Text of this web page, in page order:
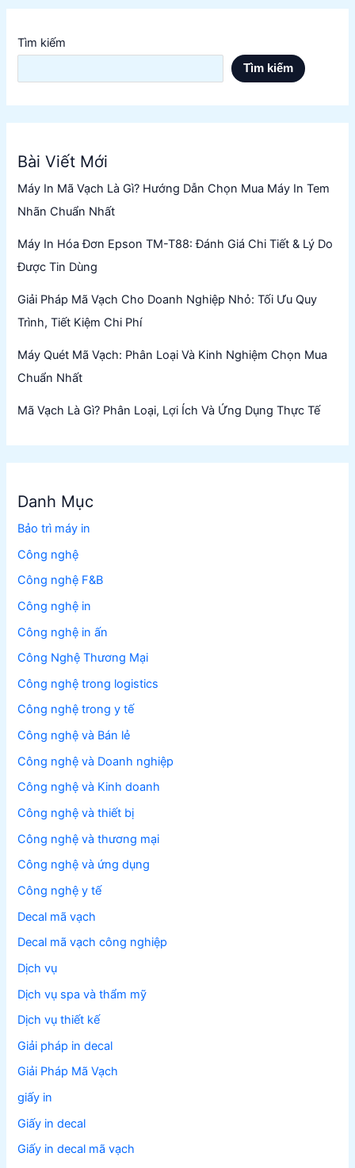
Tìm kiếm
Tìm kiếm
Bài Viết Mới
Máy In Mã Vạch Là Gì? Hướng Dẫn Chọn Mua Máy In Tem
Nhãn Chuẩn Nhất
Máy In Hóa Đơn Epson TM-T88: Đánh Giá Chi Tiết & Lý Do
Được Tin Dùng
Giải Pháp Mã Vạch Cho Doanh Nghiệp Nhỏ: Tối Ưu Quy
Trình, Tiết Kiệm Chi Phí
Máy Quét Mã Vạch: Phân Loại Và Kinh Nghiệm Chọn Mua
Chuẩn Nhất
Mã Vạch Là Gì? Phân Loại, Lợi Ích Và Ứng Dụng Thực Tế
Danh Mục
Bảo trì máy in
Công nghệ
Công nghệ F&B
Công nghệ in
Công nghệ in ấn
Công Nghệ Thương Mại
Công nghệ trong logistics
Công nghệ trong y tế
Công nghệ và Bán lẻ
Công nghệ và Doanh nghiệp
Công nghệ và Kinh doanh
Công nghệ và thiết bị
Công nghệ và thương mại
Công nghệ và ứng dụng
Công nghệ y tế
Decal mã vạch
Decal mã vạch công nghiệp
Dịch vụ
Dịch vụ spa và thẩm mỹ
Dịch vụ thiết kế
Giải pháp in decal
Giải Pháp Mã Vạch
giấy in
Giấy in decal
Giấy in decal mã vạch
Sản